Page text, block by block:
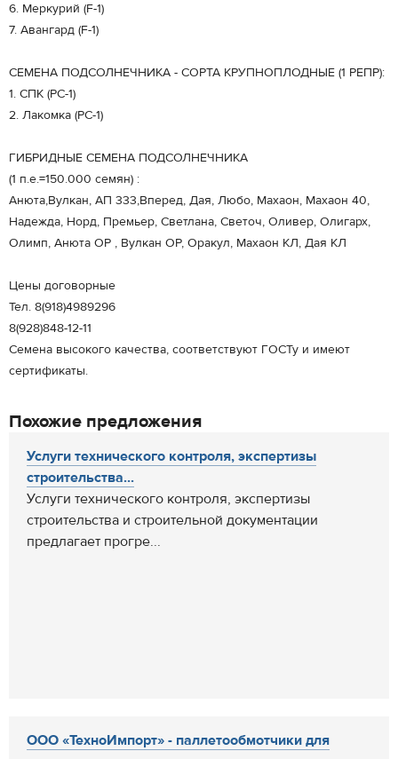
6. Меркурий (F-1)
7. Авангард (F-1)
СЕМЕНА ПОДСОЛНЕЧНИКА - СОРТА КРУПНОПЛОДНЫЕ (1 РЕПР):
1. СПК (РС-1)
2. Лакомка (РС-1)
ГИБРИДНЫЕ СЕМЕНА ПОДСОЛНЕЧНИКА
(1 п.е.=150.000 семян) :
Анюта,Вулкан, АП 333,Вперед, Дая, Любо, Махаон, Махаон 40,
Надежда, Норд, Премьер, Светлана, Светоч, Оливер, Олигарх,
Олимп, Анюта ОР , Вулкан ОР, Оракул, Махаон КЛ, Дая КЛ
Цены договорные
Тел. 8(918)4989296
8(928)848-12-11
Семена высокого качества, соответствуют ГОСТу и имеют
сертификаты.
Похожие предложения
Услуги технического контроля, экспертизы
строительства...
Услуги технического контроля, экспертизы
строительства и строительной документации
предлагает прогре...
ООО «ТехноИмпорт» - паллетообмотчики для